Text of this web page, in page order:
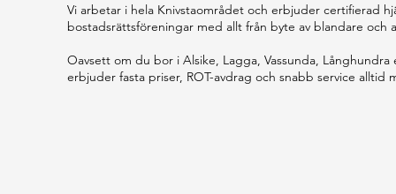
Vi arbetar i hela Knivstaområdet och erbjuder certifierad
bostadsrättsföreningar med allt från byte av blandare
Oavsett om du bor i Alsike, Lagga, Vassunda,
erbjuder fasta priser, ROT-avdrag och snabb service